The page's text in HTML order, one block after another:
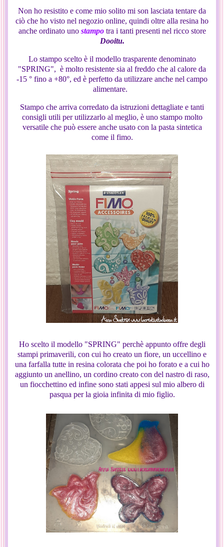
Non ho resistito e come mio solito mi son lasciata tentare da
ciò che ho visto nel negozio online, quindi oltre alla resina ho
anche ordinato uno stampotra i tanti presenti nel ricco store
Dooitu.
Lo stampo scelto è il modello trasparente denominato
"SPRING", è molto resistente sia al freddo che al calore da
-15 ° fino a +80°, ed è perfetto da utilizzare anche nel campo
alimentare.
Stampo che arriva corredato da istruzioni dettagliate e tanti
consigli utili per utilizzarlo al meglio, è uno stampo molto
versatile che può essere anche usato con la pasta sintetica
come il fimo.
Ho scelto il modello "SPRING" perchè appunto offre degli
stampi primaverili, con cui ho creato un fiore, un uccellino e
una farfalla tutte in resina colorata che poi ho forato e a cui ho
aggiunto un anellino, un cordino creato con del nastro di raso,
un fiocchettino ed infine sono stati appesi sul mio albero di
pasqua per la gioia infinita di mio figlio.